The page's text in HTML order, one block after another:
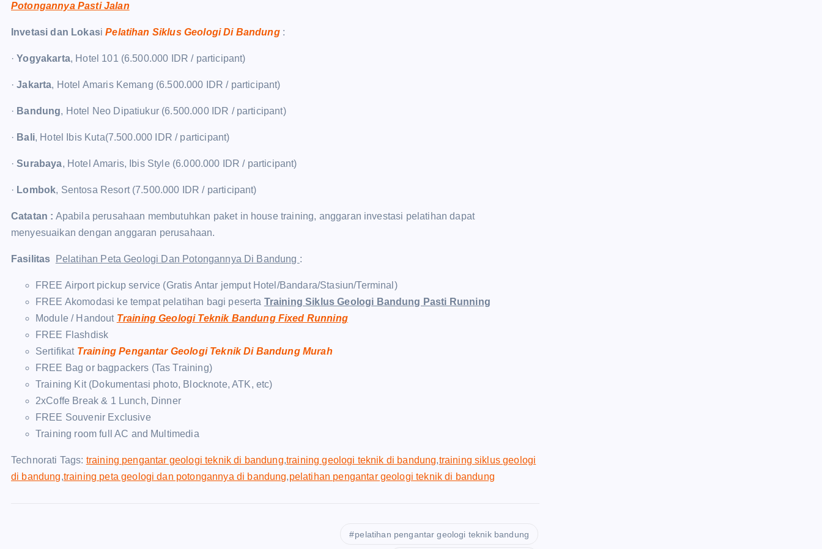
Potongannya Pasti Jalan
Invetasi dan LokasiPelatihan Siklus Geologi Di Bandung :
·Yogyakarta, Hotel 101 (6.500.000 IDR / participant)
·Jakarta, Hotel Amaris Kemang (6.500.000 IDR / participant)
· Bandung, Hotel Neo Dipatiukur (6.500.000 IDR / participant)
· Bali, Hotel Ibis Kuta(7.500.000 IDR / participant)
·Surabaya, Hotel Amaris, Ibis Style (6.000.000 IDR / participant)
· Lombok, Sentosa Resort (7.500.000 IDR / participant)
Catatan : Apabila perusahaan membutuhkan paket in house training, anggaran investasi pelatihan dapat
menyesuaikan dengan anggaran perusahaan.
Fasilitas Pelatihan Peta Geologi Dan Potongannya Di Bandung :
FREE Airport pickup service (Gratis Antar jemput Hotel/Bandara/Stasiun/Terminal)
FREE Akomodasi ke tempat pelatihan bagi peserta Training Siklus Geologi Bandung Pasti Running
Module / Handout Training Geologi Teknik Bandung Fixed Running
FREE Flashdisk
Sertifikat Training Pengantar Geologi Teknik Di Bandung Murah
FREE Bag or bagpackers (Tas Training)
Training Kit (Dokumentasi photo, Blocknote, ATK, etc)
2xCoffe Break & 1 Lunch, Dinner
FREE Souvenir Exclusive
Training room full AC and Multimedia
Technorati Tags: training pengantar geologi teknik di bandung,training geologi teknik di bandung,training siklus geologi
di bandung,training peta geologi dan potongannya di bandung,pelatihan pengantar geologi teknik di bandung
pelatihan pengantar geologi teknik bandung